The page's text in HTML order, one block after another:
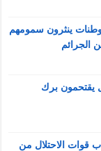
ينثرون سمومهم
الجرائم
يقتحمون برك
قوات الاحتلال من